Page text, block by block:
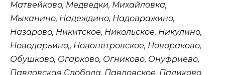
Матвейково, Медведки, Михайловка,
Мыканино, Надеждино, Надовражино,
Назарово, Никитское, Никольское, Никулино,
Новодарьино,, Новопетровское, Новораково,
Обушково, Огарково, Огниково, Онуфриево,
Павловская Слобода, Павловское, Падиково,